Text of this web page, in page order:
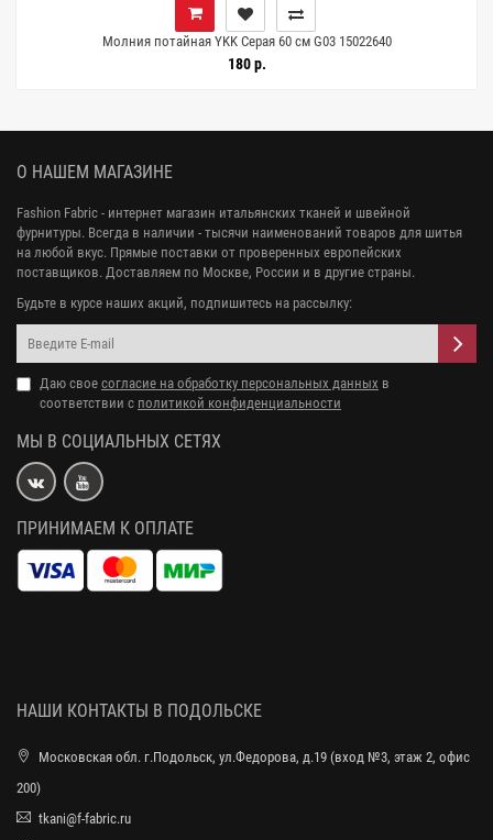
Молния потайная YKK Серая 60 см G03 15022640
180 р.
О НАШЕМ МАГАЗИНЕ
Fashion Fabric - интернет магазин итальянских тканей и швейной
фурнитуры. Всегда в наличии - тысячи наименований товаров для шитья
на любой вкус. Прямые поставки от проверенных европейских
поставщиков. Доставляем по Москве, России и в другие страны.
Будьте в курсе наших акций, подпишитесь на рассылку:
Даю свое согласие на обработку персональных данных в
соответствии с политикой конфиденциальности
МЫ В СОЦИАЛЬНЫХ СЕТЯХ
ПРИНИМАЕМ К ОПЛАТЕ
НАШИ КОНТАКТЫ В ПОДОЛЬСКЕ
Московская обл. г.Подольск, ул.Федорова, д.19 (вход №3, этаж 2, офис
200)
tkani@f-fabric.ru